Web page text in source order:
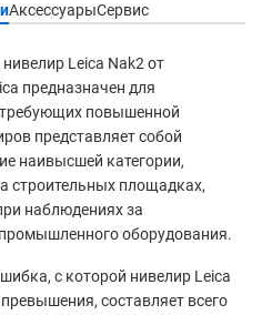
АксессуарыСервис
Leica Nak2 от
предназначен для
повышенной
представляет собой
наивысшей категории,
строительных площадках,
наблюдениях за
оборудования.
с которой нивелир Leica
составляет всего